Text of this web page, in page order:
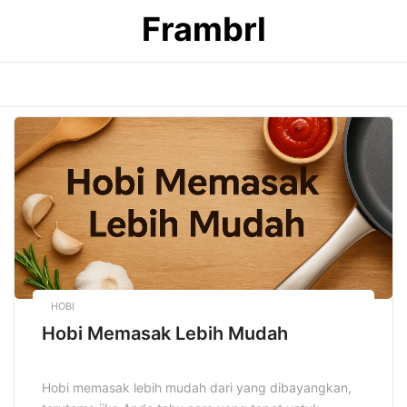
Frambrl
HOBI
Hobi Memasak Lebih Mudah
Hobi memasak lebih mudah dari yang dibayangkan,